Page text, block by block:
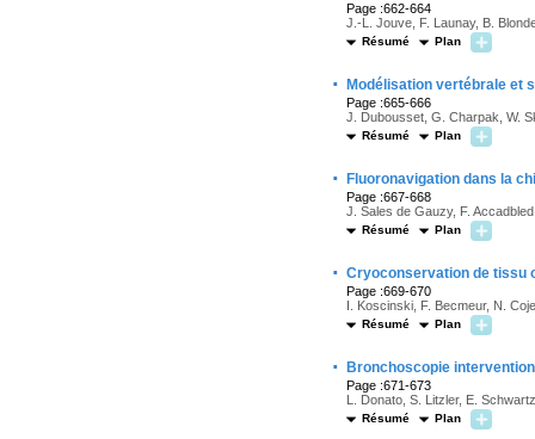
Page :662-664
J.-L. Jouve, F. Launay, B.
Résumé Plan
· Modélisation vertébrale et
Page :665-666
J. Dubousset, G. Charpak, W.
Résumé Plan
· Fluoronavigation dans la
Page :667-668
J. Sales de Gauzy, F.
Résumé Plan
· Cryoconservation de tissu
Page :669-670
I. Koscinski, F. Becmeur, N.
Résumé Plan
· Bronchoscopie
Page :671-673
L. Donato, S. Litzler, E.
Résumé Plan